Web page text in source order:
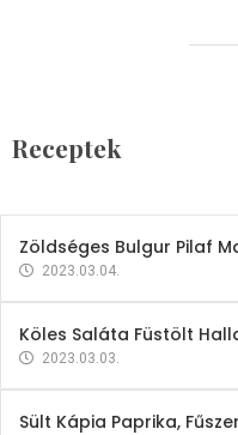
Receptek
2023.03.06.
Zöldséges Bulgur Pilaf
2023.03.04.
Köles Saláta Füstölt
2023.03.03.
Sült Kápia Paprika,